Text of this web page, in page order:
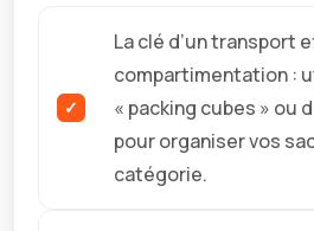
La clé d’un transport
compartimentation :
« packing cubes » ou
pour organiser vos
catégorie.